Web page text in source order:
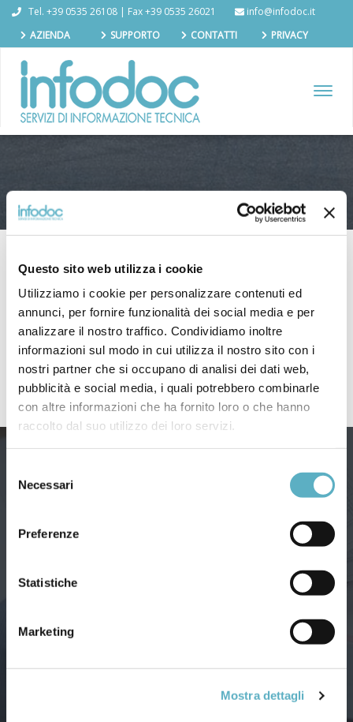
Questo sito web utilizza i cookie
Utilizziamo i cookie per personalizzare contenuti ed
annunci, per fornire funzionalità dei social media e per
analizzare il nostro traffico. Condividiamo inoltre
informazioni sul modo in cui utilizza il nostro sito con i
nostri partner che si occupano di analisi dei dati web,
pubblicità e social media, i quali potrebbero combinarle
con altre informazioni che ha fornito loro o che hanno
raccolto dal suo utilizzo dei loro servizi.
delNecessari
Preferenze
Statistiche
Marketing
Mostra dettagli
Tel. +39 0535 26108 | Fax +39 0535 26021
info@infodoc.it
AZIENDA
SUPPORTO CONTATTI PRIVACY
Search
for
Tel:
(+39) 0535 26108
Email:info@infodoc.it
Dati aziendali